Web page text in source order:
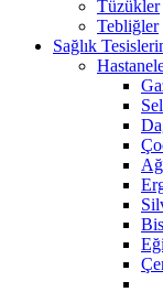
Tüzükler
Tebliğler
Sağlık